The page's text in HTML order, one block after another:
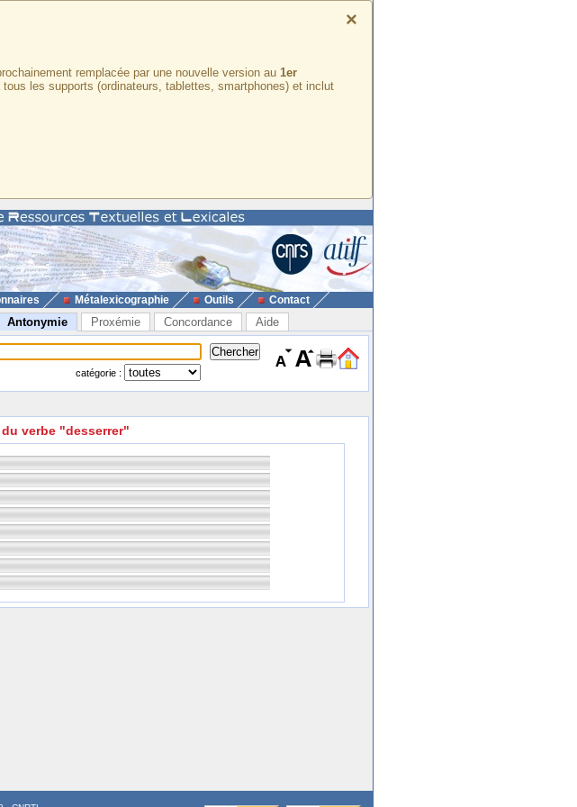
×
remplacée par une nouvelle version au 1er
les supports (ordinateurs, tablettes, smartphones) et inclut
Métalexicographie Outils Contact
Antonymie Proxémie Concordance Aide
catégorie :
verbe "desserrer"